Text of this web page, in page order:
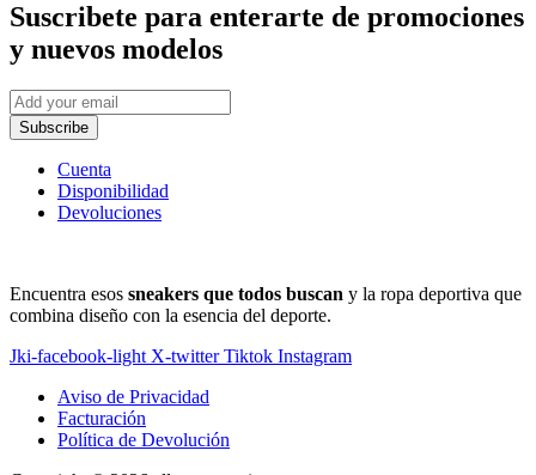
Suscribete para enterarte de promociones
y nuevos modelos
Subscribe
Cuenta
Disponibilidad
Devoluciones
Encuentra esos sneakers que todos buscan y la ropa deportiva que
combina diseño con la esencia del deporte.
Jki-facebook-light X-twitter Tiktok Instagram
Aviso de Privacidad
Facturación
Política de Devolución